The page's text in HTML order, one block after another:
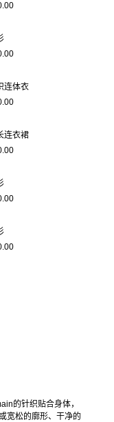
连体衣
连衣裙
的针织贴合身体，
宽松的廓形、干净的